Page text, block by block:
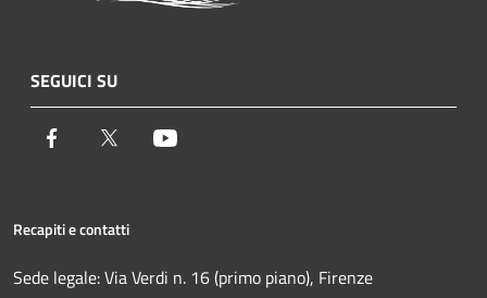
SEGUICI SU
Facebook Twitter
Recapiti e contatti
Sede legale: Via Verdi n. 16 (primo piano), Firenze